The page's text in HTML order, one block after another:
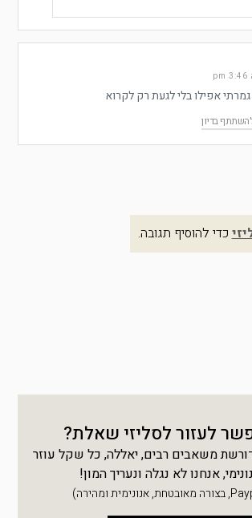
אפילו בלי לגעת רק לקרוא
בדיון
כדי להוסיף תגובה.
לעזור לסליזי שאלת?
משאבים רבים, יאללה, כל שקל עוזר
אנחנו לא נגלה ונעריך המון!